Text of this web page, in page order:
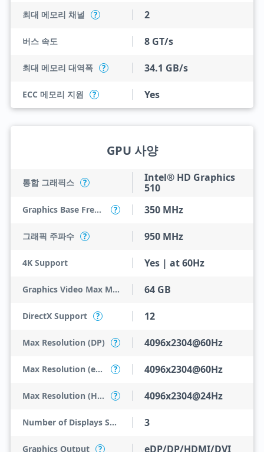
최대 메모리 채널 ? 2
버스 속도 8 GT/s
최대 메모리 대역폭 ? 34.1 GB/s
ECC 메모리 지원 ? Yes
GPU 사양
통합 그래픽스 ?
Intel® HD Graphics
510
Graphics Base Frequency ? 350 MHz
그래픽 주파수 ? 950 MHz
4K Support Yes | at 60Hz
Graphics Video Max Memory 64 GB
DirectX Support ? 12
Max Resolution (DP) ? 4096x2304@60Hz
Max Resolution (eDP - Integrated Flat Panel) ? 4096x2304@60Hz
Max Resolution (HDMI) ? 4096x2304@24Hz
Number of Displays Supported 3
Graphics Output ? eDP/DP/HDMI/DVI